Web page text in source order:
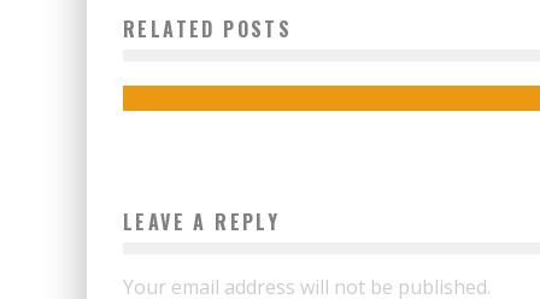
RELATED POSTS
LEAVE A REPLY
Your email address will not be published.